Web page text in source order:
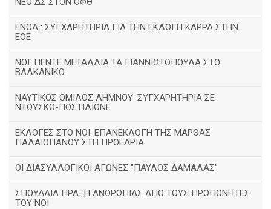
ΕΝΟΑ : ΣΥΓΧΑΡΗΤΗΡΙΑ ΓΙΑ ΤΗΝ ΕΚΛΟΓΗ ΚΑΡΡΑ ΣΤΗΝ
ΕΟΕ
ΝΟΙ: ΠΕΝΤΕ ΜΕΤΑΛΛΙΑ ΤΑ ΓΙΑΝΝΙΩΤΟΠΟΥΛΑ ΣΤΟ
ΒΑΛΚΑΝΙΚΟ
ΝΑΥΤΙΚΟΣ ΟΜΙΛΟΣ ΛΗΜΝΟΥ: ΣΥΓΧΑΡΗΤΗΡΙΑ ΣΕ
ΝΤΟΥΣΚΟ-ΠΟΣΤΙΛΙΟΝΕ
ΕΚΛΟΓΕΣ ΣΤΟ ΝΟΙ. ΕΠΑΝΕΚΛΟΓΗ ΤΗΣ ΜΑΡΘΑΣ
ΠΑΛΑΙΟΠΑΝΟΥ ΣΤΗ ΠΡΟΕΔΡΙΑ
ΟΙ ΔΙΑΣΥΛΛΟΓΙΚΟΙ ΑΓΩΝΕΣ "ΠΑΥΛΟΣ ΔΑΜΑΛΑΣ"
ΣΠΟΥΔΑΙΑ ΠΡΑΞΗ ΑΝΘΡΩΠΙΑΣ ΑΠΟ ΤΟΥΣ ΠΡΟΠΟΝΗΤΕΣ
ΤΟΥ ΝΟΙ